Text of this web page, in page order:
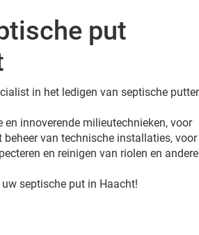
put
in het ledigen van septische
innoverende milieutechnieken, voor
van technische installaties, voor
en reinigen van riolen en andere
septische put in Haacht!